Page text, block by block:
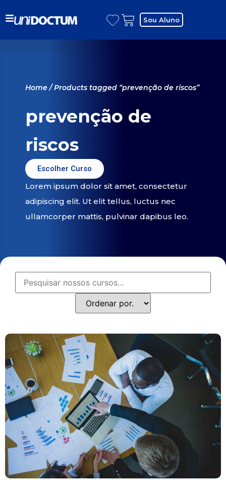
Sou Aluno
Home/ Products tagged “prevenção de riscos”
prevenção de
riscos
Escolher Curso
Lorem ipsum dolor sit amet, consectetur
adipiscing elit. Ut elit tellus, luctus nec
ullamcorper mattis, pulvinar dapibus leo.